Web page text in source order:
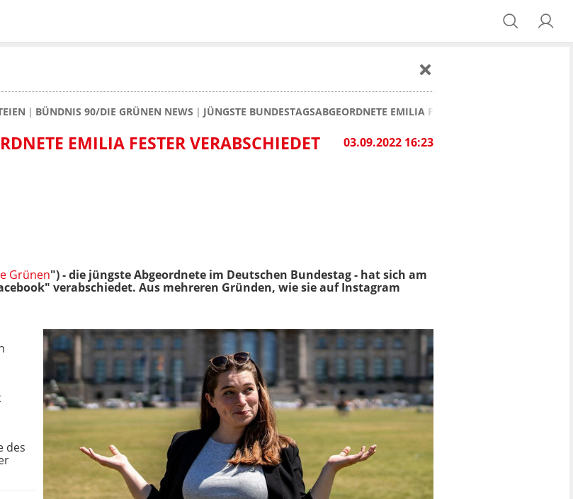
BÜNDNIS 90/DIE GRÜNEN NEWS JÜNGSTE BUNDESTAGSABGEORDNETE EMILIA FESTER VERABSCHIEDET
03.09.2022 16:23
EMILIA FESTER VERABSCHIEDET
Grünen") - die jüngste Abgeordnete im Deutschen Bundestag - hat sich am
verabschiedet. Aus mehreren Gründen, wie sie auf Instagram
des